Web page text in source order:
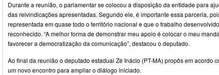
Durante a reunião, o parlamentar se colocou a disposição da entidade para
das reivindicações apresentadas. Segundo ele, é importante essa parceria,
representada em quase todo o território nacional e que o trabalho
reconhecido. “A melhor forma de demonstrar meu apoio é colocar o meu
favorecer a democratização da comunicação”, destacou o deputado.
Ao final da reunião o deputado estadual Zé Inácio (PT-MA) propôs em acordo
um novo encontro para ampliar o diálogo iniciado.